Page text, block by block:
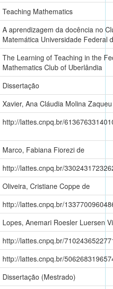
Teaching Mathematics
A aprendizagem da docência no
Matemática Universidade Federal
The Learning of Teaching in the
Mathematics Club of Uberlândia
Dissertação
Xavier, Ana Cláudia Molina Zaqueu
http://lattes.cnpq.br/
Marco, Fabiana Fiorezi de
http://lattes.cnpq.br/
Oliveira, Cristiane Coppe de
http://lattes.cnpq.br/
Lopes, Anemari Roesler Luersen
http://lattes.cnpq.br/
http://lattes.cnpq.br/
Dissertação (Mestrado)